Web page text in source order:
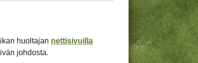
huoltajan nettisivuilla
johdosta.